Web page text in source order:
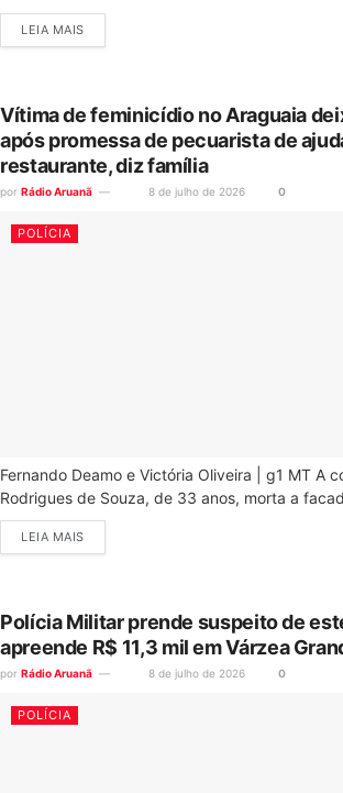
LEIA MAIS
Vítima de feminicídio no Araguaia
após promessa de pecuarista de
restaurante, diz família
por Rádio Aruanã 8 de julho de 2026 0
POLÍCIA
Fernando Deamo e Victória Oliveira | g1 MT A
Rodrigues de Souza, de 33 anos, morta a
LEIA MAIS
Polícia Militar prende suspeito de
apreende R$ 11,3 mil em Várzea
por Rádio Aruanã 8 de julho de 2026 0
POLÍCIA